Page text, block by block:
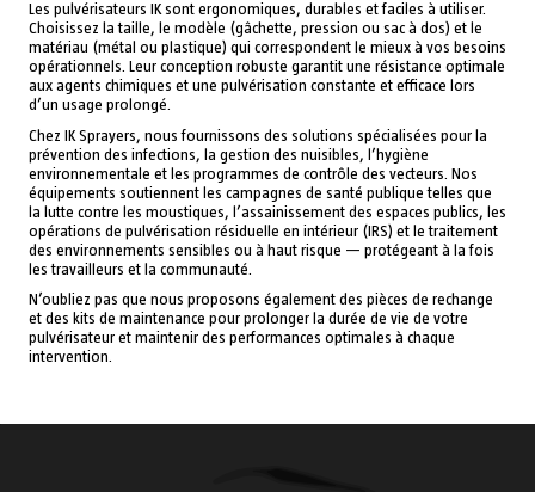
Les pulvérisateurs IK sont ergonomiques, durables et faciles à utiliser.
Choisissez la taille, le modèle (gâchette, pression ou sac à dos) et le
matériau (métal ou plastique) qui correspondent le mieux à vos besoins
opérationnels. Leur conception robuste garantit une résistance optimale
aux agents chimiques et une pulvérisation constante et efficace lors
d’un usage prolongé.
Chez IK Sprayers, nous fournissons des solutions spécialisées pour la
prévention des infections, la gestion des nuisibles, l’hygiène
environnementale et les programmes de contrôle des vecteurs. Nos
équipements soutiennent les campagnes de santé publique telles que
la lutte contre les moustiques, l’assainissement des espaces publics, les
opérations de pulvérisation résiduelle en intérieur (IRS) et le traitement
des environnements sensibles ou à haut risque — protégeant à la fois
les travailleurs et la communauté.
N’oubliez pas que nous proposons également des pièces de rechange
et des kits de maintenance pour prolonger la durée de vie de votre
pulvérisateur et maintenir des performances optimales à chaque
intervention.